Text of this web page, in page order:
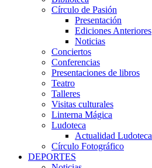
Círculo de Pasión
Presentación
Ediciones Anteriores
Noticias
Conciertos
Conferencias
Presentaciones de libros
Teatro
Talleres
Visitas culturales
Linterna Mágica
Ludoteca
Actualidad Ludoteca
Círculo Fotográfico
DEPORTES